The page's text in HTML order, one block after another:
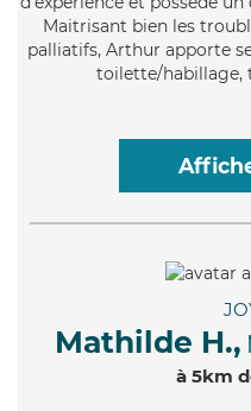
Maitrisant bien les
palliatifs, Arthur apporte
toilette/habillage,
Mathilde H.,
à 5km